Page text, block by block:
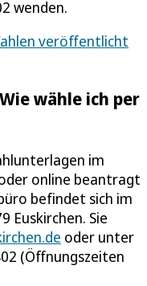
wenden.
veröffentlicht
wähle ich per
im
online beantragt
befindet sich im
Euskirchen. Sie
oder unter
(Öffnungszeiten